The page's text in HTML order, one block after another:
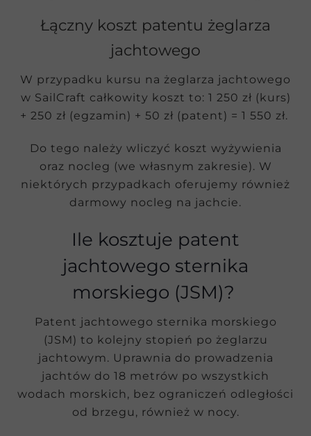
Łączny koszt patentu żeglarza
jachtowego
W przypadku kursu na żeglarza jachtowego
w SailCraft całkowity koszt to: 1 250 zł (kurs)
+ 250 zł (egzamin) + 50 zł (patent) = 1 550 zł.
Do tego należy wliczyć koszt wyżywienia
oraz nocleg (we własnym zakresie). W
niektórych przypadkach oferujemy również
darmowy nocleg na jachcie.
Ile kosztuje patent
jachtowego sternika
morskiego (JSM)?
Patent jachtowego sternika morskiego
(JSM) to kolejny stopień po żeglarzu
jachtowym. Uprawnia do prowadzenia
jachtów do 18 metrów po wszystkich
wodach morskich, bez ograniczeń odległości
od brzegu, również w nocy.